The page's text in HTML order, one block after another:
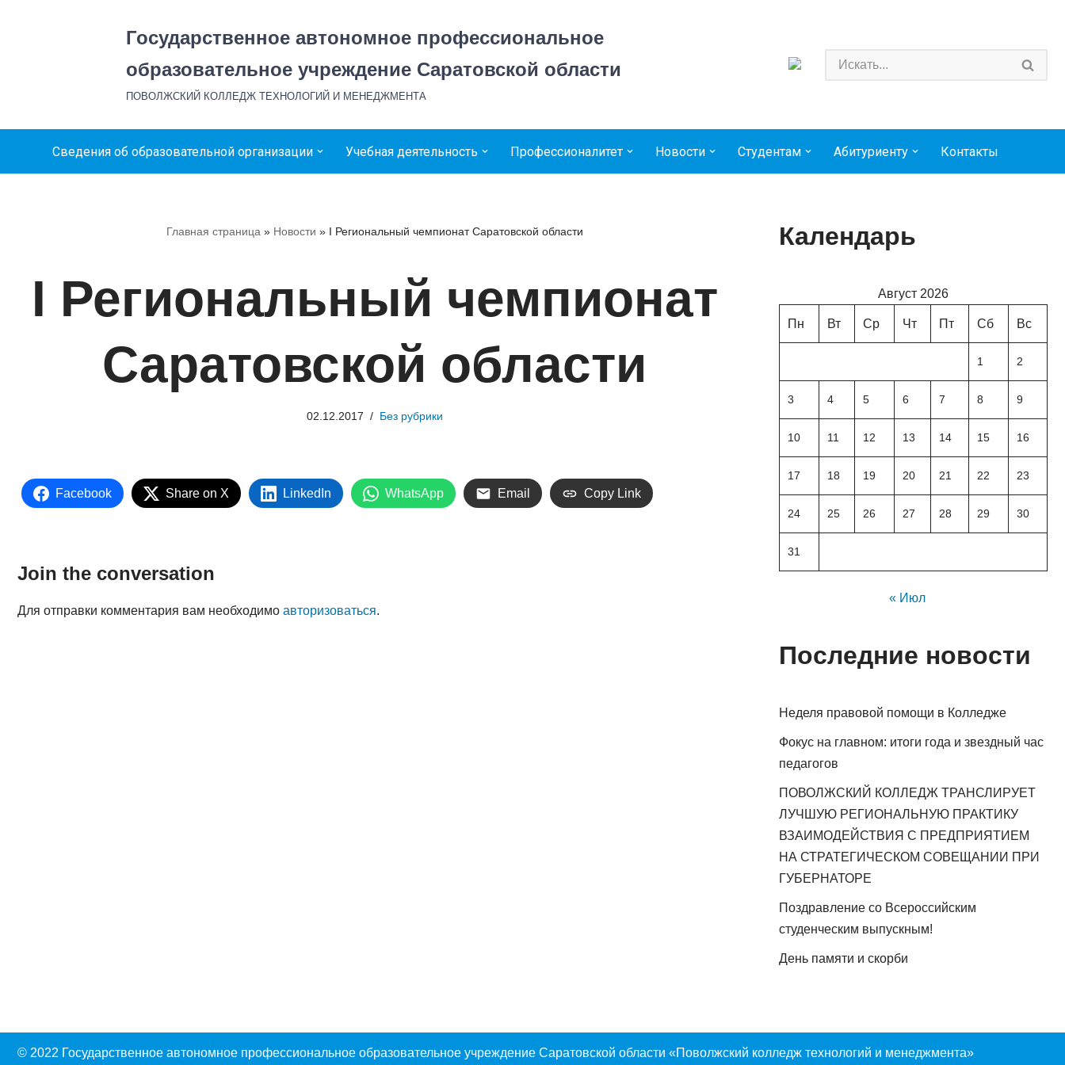
Государственное автономное профессиональное
образовательное учреждение Саратовской области
ПОВОЛЖСКИЙ КОЛЛЕДЖ ТЕХНОЛОГИЙ И МЕНЕДЖМЕНТА
Сведения об образовательной организации Учебная деятельность Профессионалитет Новости Студентам Абитуриенту Контакты
Главная страница » Новости » I Региональный чемпионат Саратовской области
I Региональный чемпионат
Саратовской области
02.12.2017 Без рубрики
Facebook Share on X LinkedIn WhatsApp Email Copy Link
Join the conversation
Для отправки комментария вам необходимо авторизоваться.
Календарь
Август 2026
Пн Вт Ср Чт Пт Сб Вс
1 2
3 4 5 6 7 8 9
10 11 12 13 14 15 16
17 18 19 20 21 22 23
24 25 26 27 28 29 30
31
« Июл
Последние новости
Неделя правовой помощи в Колледже
Фокус на главном: итоги года и звездный час
педагогов
ПОВОЛЖСКИЙ КОЛЛЕДЖ ТРАНСЛИРУЕТ
ЛУЧШУЮ РЕГИОНАЛЬНУЮ ПРАКТИКУ
ВЗАИМОДЕЙСТВИЯ С ПРЕДПРИЯТИЕМ
НА СТРАТЕГИЧЕСКОМ СОВЕЩАНИИ ПРИ
ГУБЕРНАТОРЕ
Поздравление со Всероссийским
студенческим выпускным!
День памяти и скорби
© 2022 Государственное автономное профессиональное образовательное учреждение Саратовской области «Поволжский колледж технологий и менеджмента»